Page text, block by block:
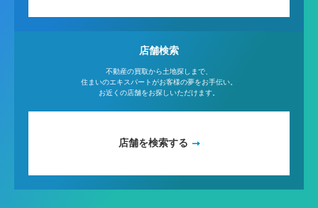
店舗検索
不動産の買取から土地探しまで、
住まいのエキスパートがお客様の夢をお手伝い。
お近くの店舗をお探しいただけます。
店舗を検索する